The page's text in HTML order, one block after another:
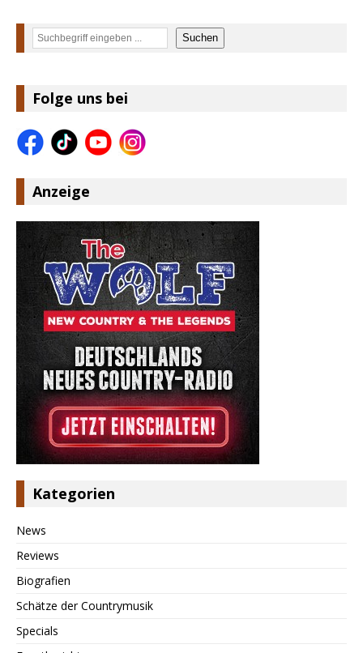
Suchen Suchen
Folge uns bei
Anzeige
Kategorien
News
Reviews
Biografien
Schätze der Countrymusik
Specials